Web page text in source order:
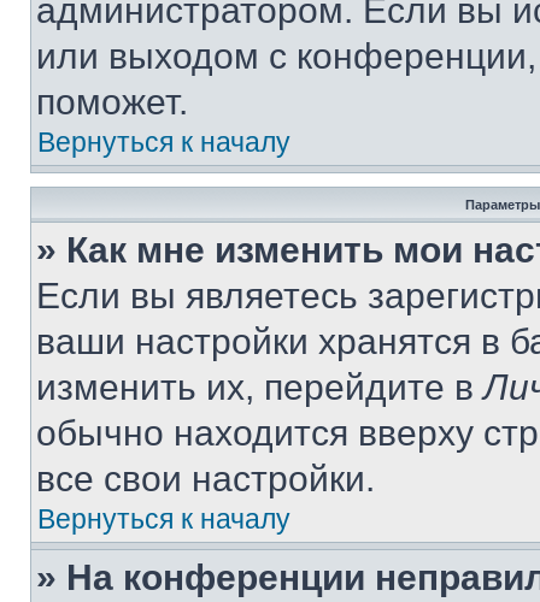
администратором. Если вы
или выходом с
поможет.
Вернуться к началу
Параметры
» Как мне изменить мои
Если вы являетесь
ваши настройки хранятся в
изменить их, перейдите в
обычно находится вверху
все свои настройки.
Вернуться к началу
» На конференции